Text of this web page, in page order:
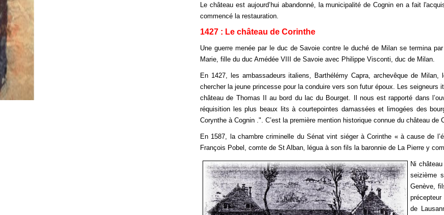
Le château est aujourd’hui abandonné, la municipalité de Cognin en a fait
commencé la restauration.
1427 : Le château de Corinthe
Une guerre menée par le duc de Savoie contre le duché de Milan se termina
Marie, fille du duc Amédée VIII de Savoie avec Philippe Visconti, duc de Milan.
En 1427, les ambassadeurs italiens, Barthélémy Capra, archevêque de
chercher la jeune princesse pour la conduire vers son futur époux. Les
château de Thomas II au bord du lac du Bourget. Il nous est rapporté dans
réquisition les plus beaux lits à courtepointes damassées et limogées des
Corynthe à Cognin .". C’est la première mention historique connue du château de
En 1587, la chambre criminelle du Sénat vint siéger à Corinthe « à cause de
François Pobel, comte de St Alban, légua à son fils la baronnie de La Pierre y
Ni
seizième
Genève,
de